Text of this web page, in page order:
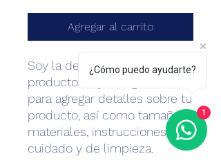
Agregar al carrito
Soy la descripción de un
producto. Soy el lugar ideal
para agregar detalles sobre tu
producto, así como tamaño,
materiales, instrucciones de
cuidado y de limpieza.
¿Cómo puedo ayudarte?
1